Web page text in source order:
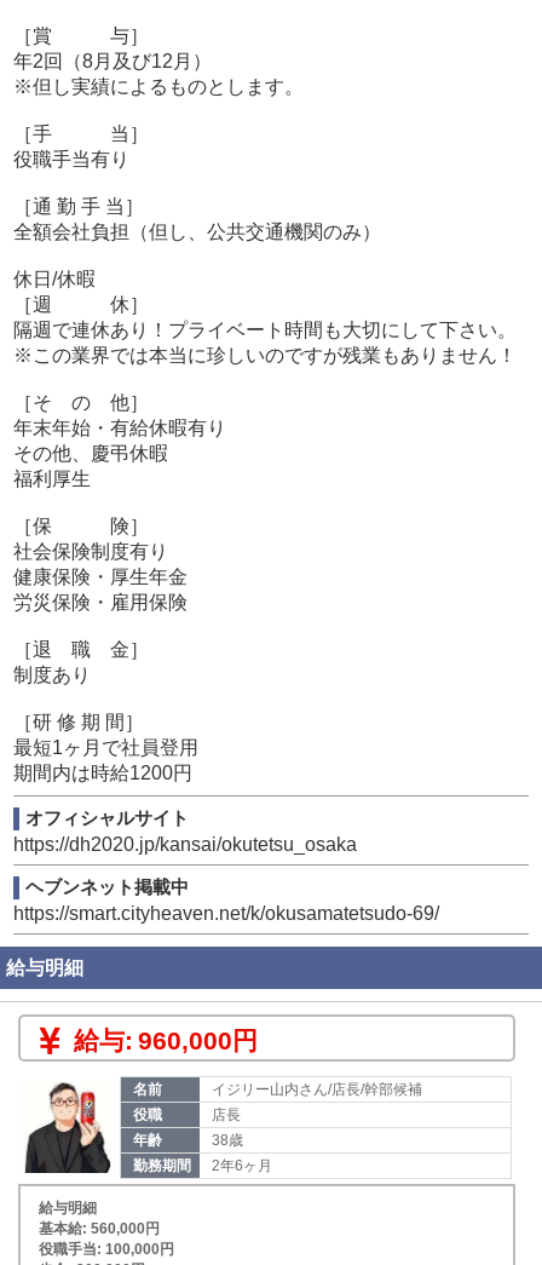
［賞 与］
年2回（8月及び12月）
※但し実績によるものとします。
［手 当］
役職手当有り
［通 勤 手 当］
全額会社負担（但し、公共交通機関のみ）
休日/休暇
［週 休］
隔週で連休あり！プライベート時間も大切にして下さい。
※この業界では本当に珍しいのですが残業もありません！
［そ の 他］
年末年始・有給休暇有り
その他、慶弔休暇
福利厚生
［保 険］
社会保険制度有り
健康保険・厚生年金
労災保険・雇用保険
［退 職 金］
制度あり
［研 修 期 間］
最短1ヶ月で社員登用
期間内は時給1200円
オフィシャルサイト
https://dh2020.jp/kansai/okutetsu_osaka
ヘブンネット掲載中
https://smart.cityheaven.net/k/okusamatetsudo-69/
給与明細
給与: 960,000円
名前
イジリー山内さん/店長/幹部候補
役職
店長
年齢
38歳
勤務期間
2年6ヶ月
給与明細
基本給: 560,000円
役職手当: 100,000円